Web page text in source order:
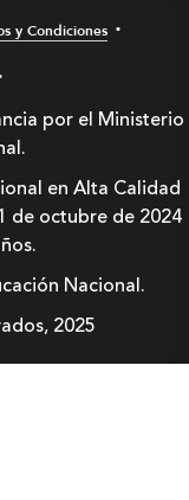
y Condiciones
por el Ministerio
en Alta Calidad
de octubre de 2024
Nacional.
2025